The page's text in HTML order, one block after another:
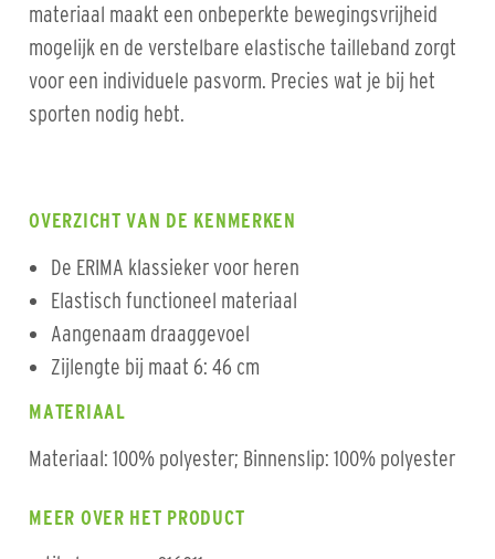
materiaal maakt een onbeperkte bewegingsvrijheid
mogelijk en de verstelbare elastische tailleband zorgt
voor een individuele pasvorm. Precies wat je bij het
sporten nodig hebt.
OVERZICHT VAN DE KENMERKEN
De ERIMA klassieker voor heren
Elastisch functioneel materiaal
Aangenaam draaggevoel
Zijlengte bij maat 6: 46 cm
MATERIAAL
Materiaal: 100% polyester; Binnenslip: 100% polyester
MEER OVER HET PRODUCT